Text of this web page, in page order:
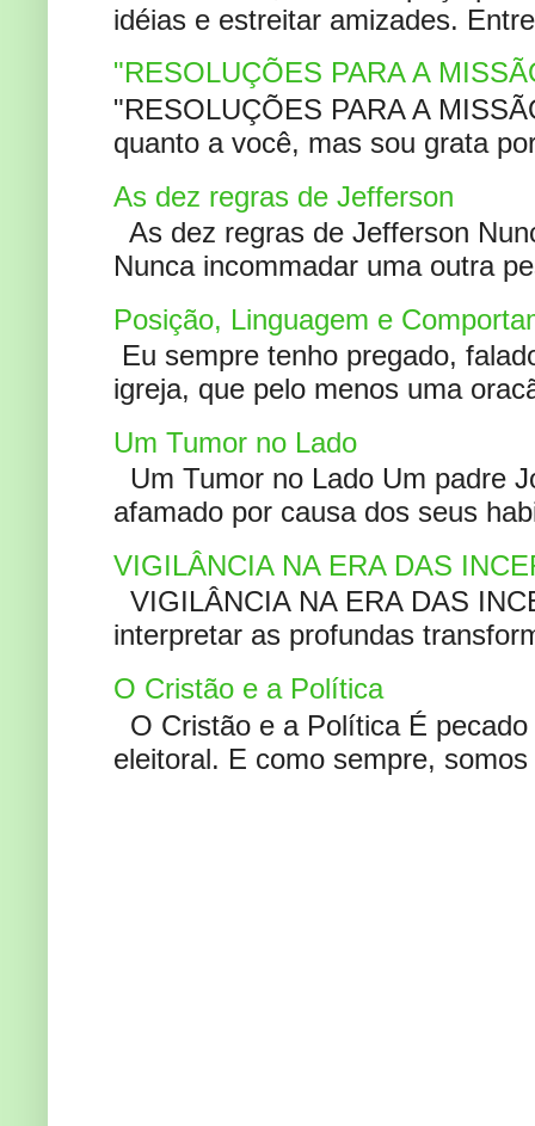
idéias e estreitar amizades.
"RESOLUÇÕES PARA A
"RESOLUÇÕES PARA A
quanto a você, mas sou grata
As dez regras de Jefferson
As dez regras de Jefferson
Nunca incommadar uma outra
Posição, Linguagem e
Eu sempre tenho pregado,
igreja, que pelo menos uma
Um Tumor no Lado
Um Tumor no Lado Um padre
afamado por causa dos seus
VIGILÂNCIA NA ERA DAS
VIGILÂNCIA NA ERA DAS
interpretar as profundas
O Cristão e a Política
O Cristão e a Política É
eleitoral. E como sempre,